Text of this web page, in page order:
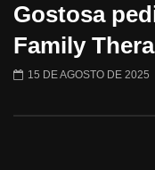
Gostosa
Family
15 DE AGOSTO DE 2025